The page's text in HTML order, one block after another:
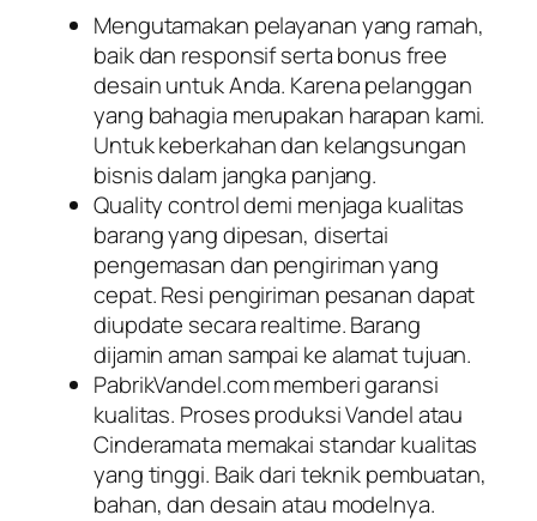
Mengutamakan pelayanan yang ramah,
baik dan responsif serta bonus free
desain untuk Anda. Karena pelanggan
yang bahagia merupakan harapan kami.
Untuk keberkahan dan kelangsungan
bisnis dalam jangka panjang.
Quality control demi menjaga kualitas
barang yang dipesan, disertai
pengemasan dan pengiriman yang
cepat. Resi pengiriman pesanan dapat
diupdate secara realtime. Barang
dijamin aman sampai ke alamat tujuan.
PabrikVandel.com memberi garansi
kualitas. Proses produksi Vandel atau
Cinderamata memakai standar kualitas
yang tinggi. Baik dari teknik pembuatan,
bahan, dan desain atau modelnya.